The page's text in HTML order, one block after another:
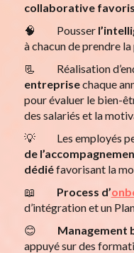
collaborative
🧠 Pousser
à chacun de prendre
📃 Réalisation
entreprisechaque
pour évaluer le bien-
des salariés et la
💡 Les employés
de
dédiéfavorisant la
📖 Process d’
d’intégration et un
😊 Management
appuyé sur des